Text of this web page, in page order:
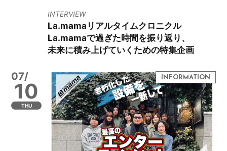
INTERVIEW
La.mamaリアルタイムクロニクル
La.mamaで過ぎた時間を振り返り、
未来に積み上げていくための特集企画
07/
10
THU